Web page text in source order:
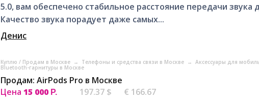
5.0, вам обеспечено стабильное расстояние передачи звука
Качество звука порадует даже самых...
Денис
Куплю / Продам в Москве → Телефоны и средства связи в Москве → Аксессуары для
Bluetooth-гарнитуры в Москве
Продам: AirPods Pro в Москве
Цена 15 000 Р. 197.37 $
€ 166.67